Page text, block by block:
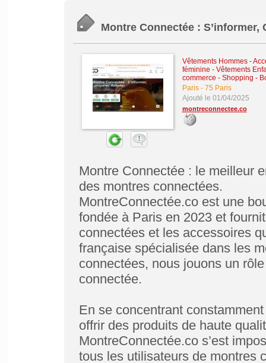
Montre Connectée : S’informer,
Vêtements Hommes -
féminine - Vêtements
commerce - Shopping -
Paris- 75 Paris
Ajouté le 01/04/2025
montreconnectee.co
Montre Connectée : le meilleur
des montres connectées.
MontreConnectée.co est une
fondée à Paris en 2023 et
connectées et les accessoires
française spécialisée dans les
connectées, nous jouons un
connectée.
En se concentrant
offrir des produits de haute
MontreConnectée.co s’est
tous les utilisateurs de montres